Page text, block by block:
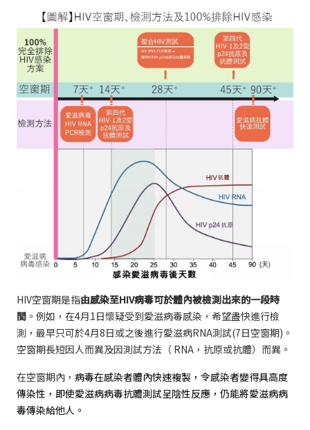
HIV空窗期是指由感染至HIV病毒可於體內被檢測出來的一段時
間 。例如，在4月1日懷疑受到愛滋病毒感染，希望盡快進行檢
測，最早只可於4月8日或之後進行愛滋病RNA測試(7日空窗期)。
空窗期長短因人而異及因測試方法（ RNA，抗原或抗體）而異。
在空窗期內， 病毒在感染者體內快速複製，令感染者變得具高度
傳染性，即使愛滋病病毒抗體測試呈陰性反應，仍能將愛滋病病
毒傳染給他人。